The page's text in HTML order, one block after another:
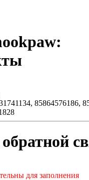
85864576186,
для заполнения